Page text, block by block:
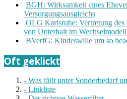
BGH: Wirksamkeit eines
Versorgungsausgleichs
OLG Karlsruhe: Vertretung
von Unterhalt im Wechselmodell
BVerfG: Kindeswille um so
Oft geklickt
- Was fällt unter Sonderbedarf
- Linkliste